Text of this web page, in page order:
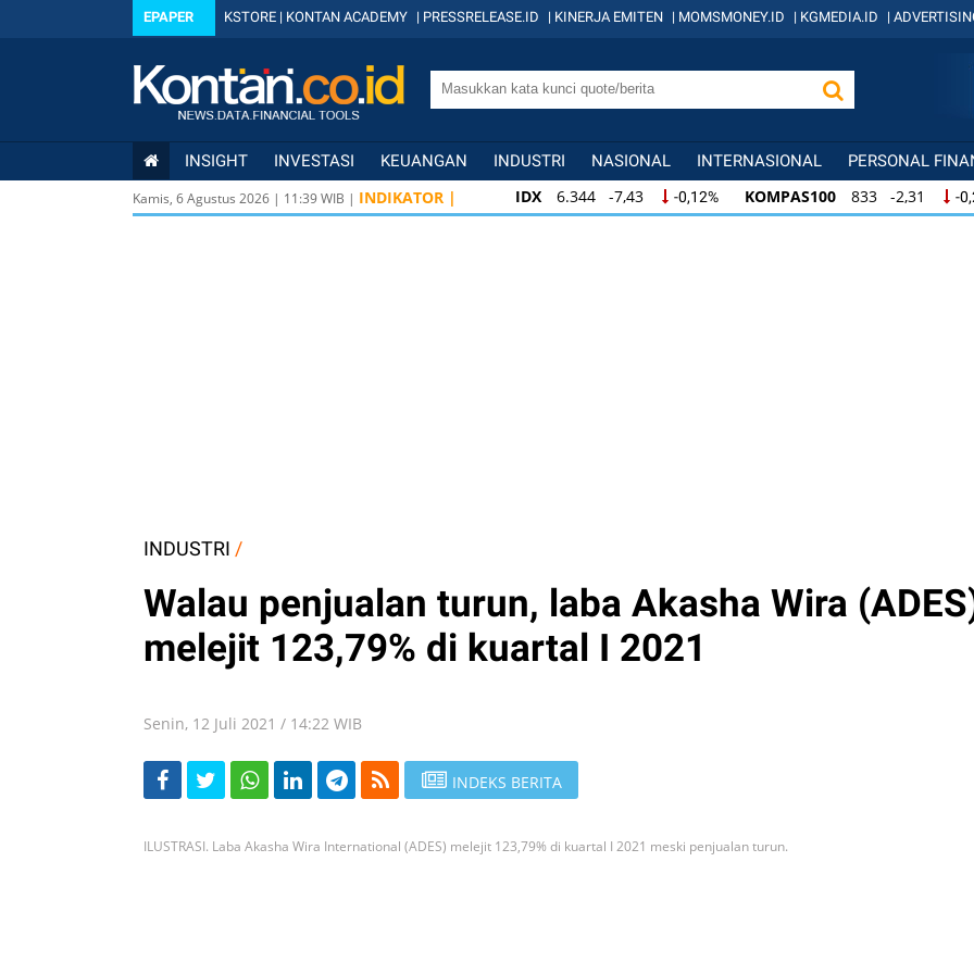
EPAPER KSTORE | KONTAN ACADEMY | PRESSRELEASE.ID | KINERJA EMITEN | MOMSMONEY.ID | KGMEDIA.ID |
INSIGHT INVESTASI KEUANGAN INDUSTRI NASIONAL INTERNASIONAL PERSONAL
Kamis, 6 Agustus 2026 | 11:39WIB | INDIKATOR | IDX 6.344 -7,43 -0,12% KOMPAS100 833 -2,31 -
IDX 6.344 -7,43 -0,12% KOMPAS100 833 -2,31 -
INDUSTRI /
Walau penjualan turun, laba Akasha Wira
melejit 123,79% di kuartal I 2021
Senin, 12 Juli 2021 / 14:22 WIB
INDEKS BERITA
ILUSTRASI. Laba Akasha Wira International (ADES) melejit 123,79% di kuartal I 2021 meski penjualan turun.